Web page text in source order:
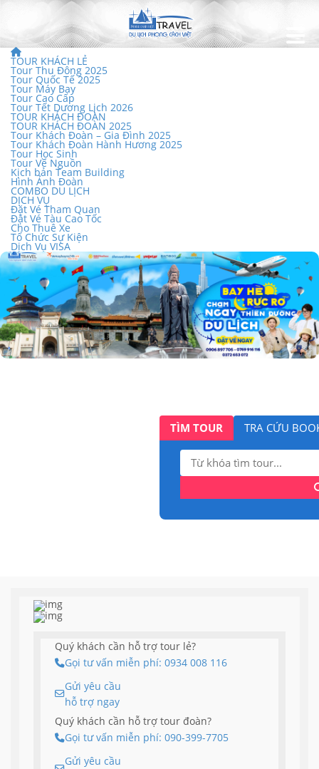
TOUR KHÁCH LẺ
Tour Thu Đông 2025
Tour Quốc Tế 2025
Tour Máy Bay
Tour Cao Cấp
Tour Tết Dương Lịch 2026
TOUR KHÁCH ĐOÀN
TOUR KHÁCH ĐOÀN 2025
Tour Khách Đoàn – Gia Đình 2025
Tour Khách Đoàn Hành Hương 2025
Tour Học Sinh
Tour Về Nguồn
Kịch bản Team Building
Hình Ảnh Đoàn
COMBO DU LỊCH
DỊCH VỤ
Đặt Vé Tham Quan
Đặt Vé Tàu Cao Tốc
Cho Thuê Xe
Tổ Chức Sự Kiện
Dịch Vụ VISA
TÌM TOUR TRA CỨU
Tìm
kiếm:
Quý khách cần hỗ trợ tour lẻ?
Gọi tư vấn miễn phí: 0934 008 116
Gửi yêu cầu
hỗ trợ ngay
Quý khách cần hỗ trợ tour đoàn?
Gọi tư vấn miễn phí: 090-399-7705
Gửi yêu cầu